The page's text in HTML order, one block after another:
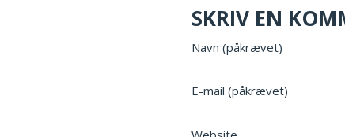
SKRIV EN
Navn (påkrævet)
E-mail (påkrævet)